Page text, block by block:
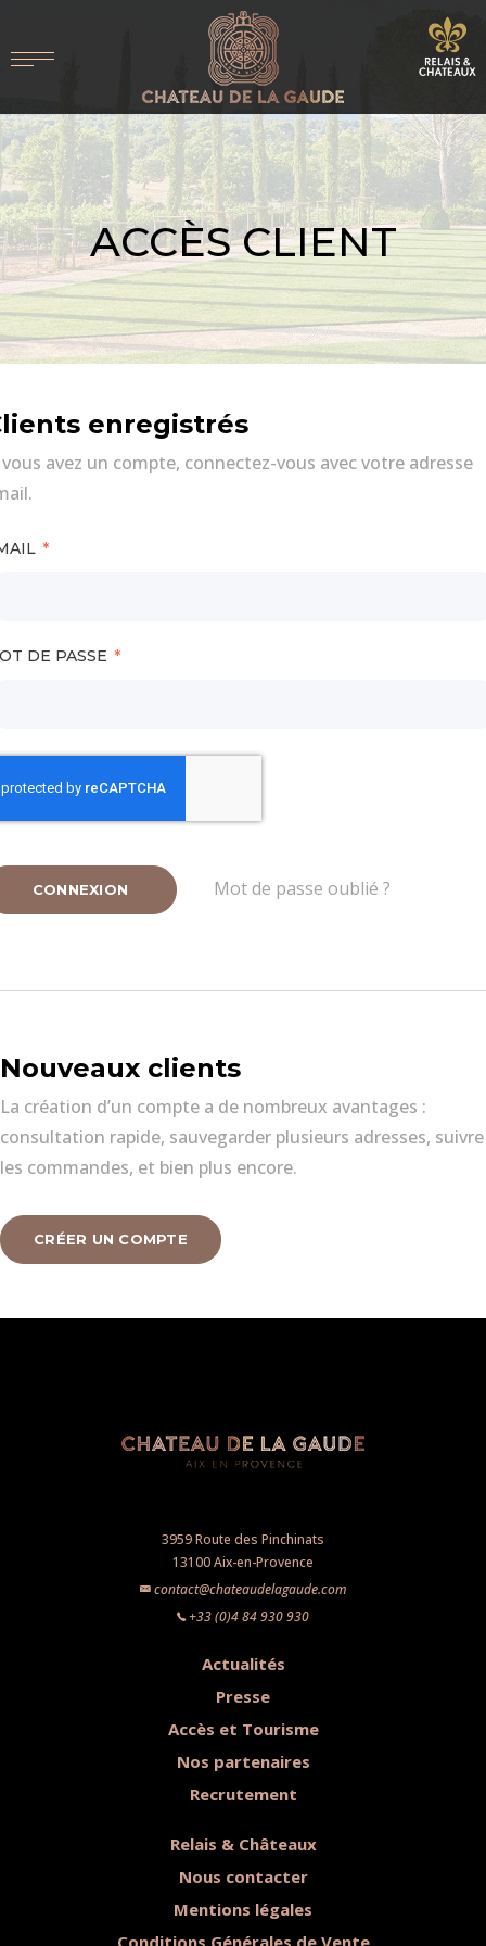
ACCÈS CLIENT
enregistrés
vous avez un compte, connectez-vous avec votre adresse
DE PASSE
CONNEXION Mot de passe oublié ?
Nouveaux clients
La création d’un compte a de nombreux avantages :
consultation rapide, sauvegarder plusieurs adresses, suivre
les commandes, et bien plus encore.
CRÉER UN COMPTE
3959 Route des Pinchinats
13100 Aix-en-Provence
contact@chateaudelagaude.com
+33 (0)4 84 930 930
Actualités
Presse
Accès et Tourisme
Nos partenaires
Recrutement
Relais & Châteaux
Nous contacter
Mentions légales
Conditions Générales de Vente